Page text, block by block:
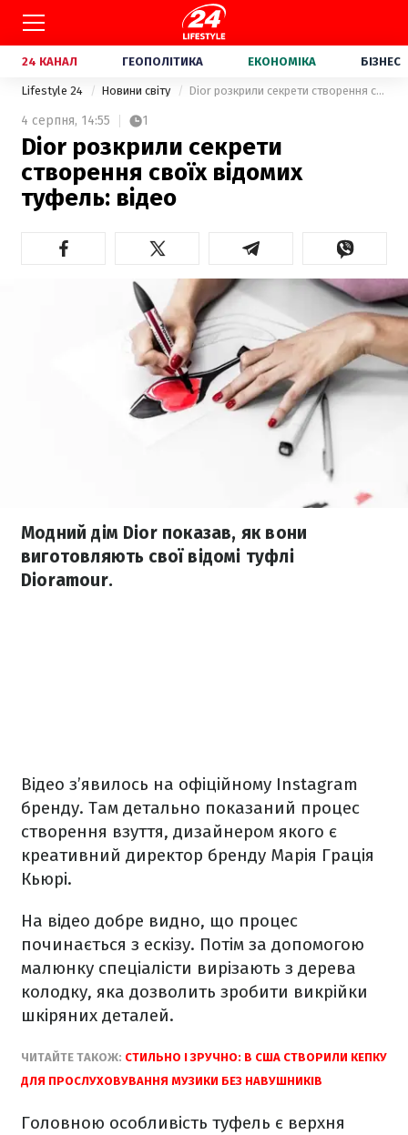
24 КАНАЛ ГЕОПОЛІТИКА ЕКОНОМІКА БІЗНЕС
Lifestyle 24 Новини світу Dior розкрили секрети створення своїх відомих туфель: відео
4 серпня, 14:55 1
Dior розкрили секрети
створення своїх відомих
туфель: відео
Модний дім Dior показав, як вони
виготовляють свої відомі туфлі
Dioramour.
Відео з’явилось на офіційному Instagram
бренду. Там детально показаний процес
створення взуття, дизайнером якого є
креативний директор бренду Марія Грація
Кьюрі.
На відео добре видно, що процес
починається з ескізу. Потім за допомогою
малюнку спеціалісти вирізають з дерева
колодку, яка дозволить зробити викрійки
шкіряних деталей.
ЧИТАЙТЕ ТАКОЖ: СТИЛЬНО І ЗРУЧНО: В США СТВОРИЛИ КЕПКУ
ДЛЯ ПРОСЛУХОВУВАННЯ МУЗИКИ БЕЗ НАВУШНИКІВ
Головною особливість туфель є верхня